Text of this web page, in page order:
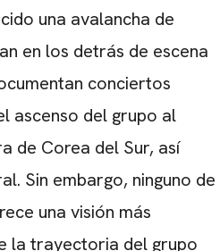
una avalancha de
en los detrás de escena
conciertos
ascenso del grupo al
de Corea del Sur, así
Sin embargo, ninguno de
una visión más
la trayectoria del grupo